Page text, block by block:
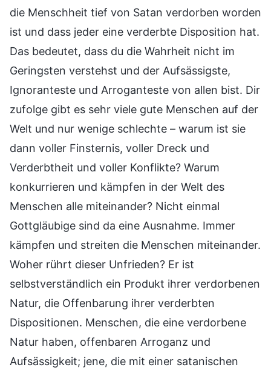
die Menschheit tief von Satan verdorben worden
ist und dass jeder eine verderbte Disposition hat.
Das bedeutet, dass du die Wahrheit nicht im
Geringsten verstehst und der Aufsässigste,
Ignoranteste und Arroganteste von allen bist. Dir
zufolge gibt es sehr viele gute Menschen auf der
Welt und nur wenige schlechte – warum ist sie
dann voller Finsternis, voller Dreck und
Verderbtheit und voller Konflikte? Warum
konkurrieren und kämpfen in der Welt des
Menschen alle miteinander? Nicht einmal
Gottgläubige sind da eine Ausnahme. Immer
kämpfen und streiten die Menschen miteinander.
Woher rührt dieser Unfrieden? Er ist
selbstverständlich ein Produkt ihrer verdorbenen
Natur, die Offenbarung ihrer verderbten
Dispositionen. Menschen, die eine verdorbene
Natur haben, offenbaren Arroganz und
Aufsässigkeit; jene, die mit einer satanischen